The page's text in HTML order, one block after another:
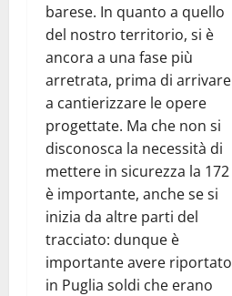
barese. In quanto a quello
del nostro territorio, si è
ancora a una fase più
arretrata, prima di arrivare
a cantierizzare le opere
progettate. Ma che non si
disconosca la necessità di
mettere in sicurezza la 172
è importante, anche se si
inizia da altre parti del
tracciato: dunque è
importante avere riportato
in Puglia soldi che erano